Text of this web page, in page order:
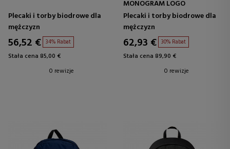
Plecaki i torby biodrowe dla
mężczyzn
56,52 € 34% Rabat
Stała cena 85,00 €
0 rewizje
MONOGRAM LOGO
Plecaki i torby biodrowe dla
mężczyzn
62,93 € 30% Rabat
Stała cena 89,90 €
0 rewizje